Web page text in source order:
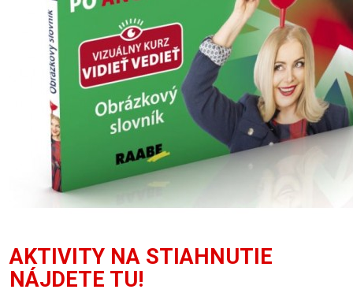
AKTIVITY NA STIAHNUTIE
NÁJDETE TU!